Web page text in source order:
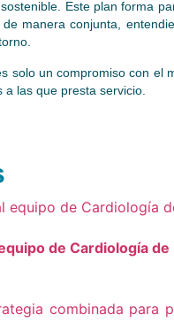
Este plan forma
manera conjunta,
solo un compromiso con el
las que presta servicio.
de Cardiología